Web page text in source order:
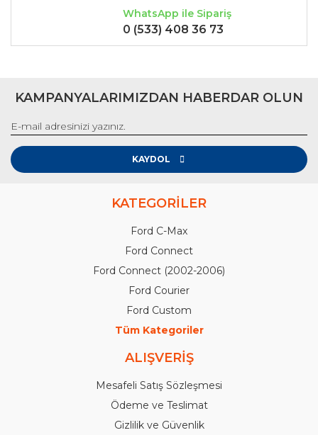
WhatsApp ile Sipariş
0 (533) 408 36 73
KAMPANYALARIMIZDAN HABERDAR OLUN
KAYDOL
KATEGORİLER
Ford C-Max
Ford Connect
Ford Connect (2002-2006)
Ford Courier
Ford Custom
Tüm Kategoriler
ALIŞVERİŞ
Mesafeli Satış Sözleşmesi
Ödeme ve Teslimat
Gizlilik ve Güvenlik